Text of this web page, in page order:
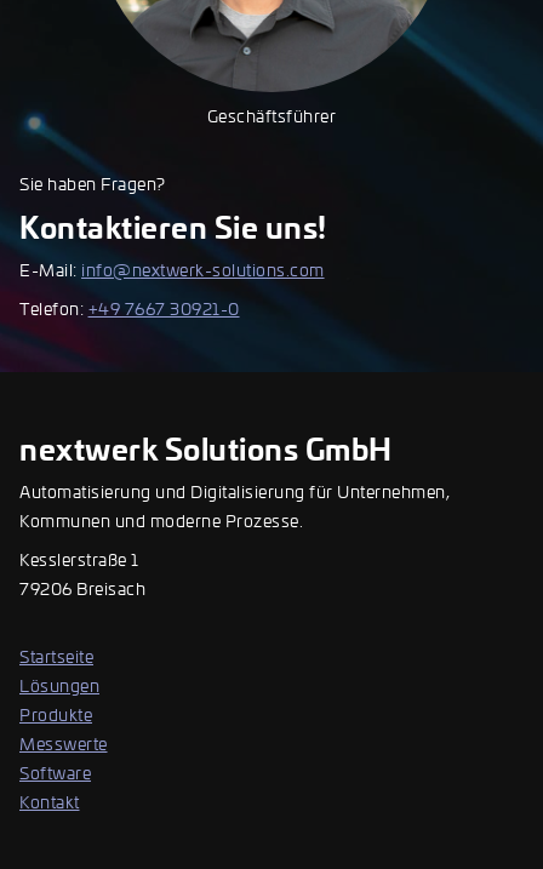
Geschäftsführer
Sie haben Fragen?
Kontaktieren Sie uns!
E-Mail: info@nextwerk-solutions.com
Telefon: +49 7667 30921-0
nextwerk Solutions GmbH
Automatisierung und Digitalisierung für Unternehmen,
Kommunen und moderne Prozesse.
Kesslerstraße 1
79206 Breisach
Startseite
Lösungen
Produkte
Messwerte
Software
Kontakt